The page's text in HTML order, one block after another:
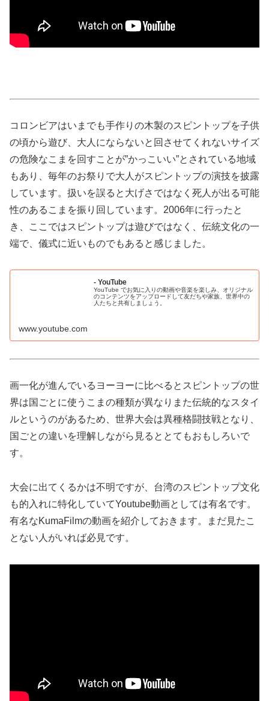
コロンビアはいまでも手作りの木製のスピントップを子供
の頃から遊び、大人にならないと回させてくれないサイズ
の危険なこまを回すことが”かっこいい”とされている地域
もあり、毎年のお祭りで大人がスピントップの演技を披露
しています。扱いを誤ると大げさではなく死人が出る可能
性のあるこまを振り回しています。2006年に行ったと
き、ここではスピントップは遊びではなく、伝統文化の一
端で、儀式に近いものでもあると感じました。
- YouTube
YouTube でお気に入りの動画や音楽を楽しみ、オリジナル
のコンテンツをアップロードして友だちや家族、世界中の
人たちと共有しましょう。
www.youtube.com
画一化が進んでいるヨーヨーに比べるとスピントップの世
界は国ごとに使うこまの種類が異なりまた伝統的なスタイ
ルというのがあるため、世界大会は異種格闘技戦となり、
国ごとの違いを理解しながら見るととてもおもしろいで
す。
大会に出てくるかは不明ですが、台湾のスピントップ文化
も的入れに特化していてYoutube動画としては有名です。
有名なKumaFilmの動画を紹介しておきます。まだ見たこ
とない人がいれば必見です。